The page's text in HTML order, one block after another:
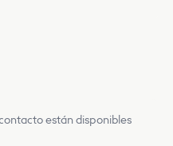
están disponibles